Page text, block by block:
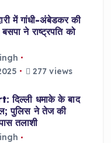
में गांधी-अंबेडकर की
बसपा ने राष्ट्रपति को
277 views
धमाके के बाद
पुलिस ने तेज की
तलाशी